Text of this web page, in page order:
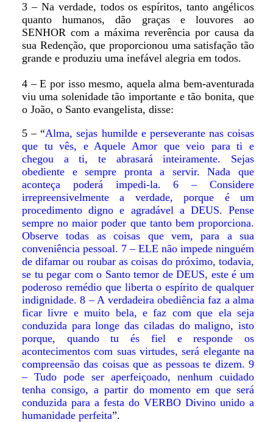
3 – Na verdade, todos os espíritos, tanto angélicos
quanto humanos, dão graças e louvores ao
SENHOR com a máxima reverência por causa da
sua Redenção, que proporcionou uma satisfação tão
grande e produziu uma inefável alegria em todos.
4 – E por isso mesmo, aquela alma bem-aventurada
viu uma solenidade tão importante e tão bonita, que
o João, o Santo evangelista, disse:
5 – “Alma, sejas humilde e perseverante nas coisas
que tu vês, e Aquele Amor que veio para ti e
chegou a ti, te abrasará inteiramente. Sejas
obediente e sempre pronta a servir. Nada que
aconteça poderá impedi-la. 6 – Considere
irrepreensivelmente a verdade, porque é um
procedimento digno e agradável a DEUS. Pense
sempre no maior poder que tanto bem proporciona.
Observe todas as coisas que vem, para a sua
conveniência pessoal. 7 – ELE não impede ninguém
de difamar ou roubar as coisas do próximo, todavia,
se tu pegar com o Santo temor de DEUS, este é um
poderoso remédio que liberta o espírito de qualquer
indignidade. 8 – A verdadeira obediência faz a alma
ficar livre e muito bela, e faz com que ela seja
conduzida para longe das ciladas do maligno, isto
porque, quando tu és fiel e responde os
acontecimentos com suas virtudes, será elegante na
compreensão das coisas que as pessoas te dizem. 9
– Tudo pode ser aperfeiçoado, nenhum cuidado
tenha consigo, a partir do momento em que será
conduzida para a festa do VERBO Divino unido a
humanidade perfeita”.